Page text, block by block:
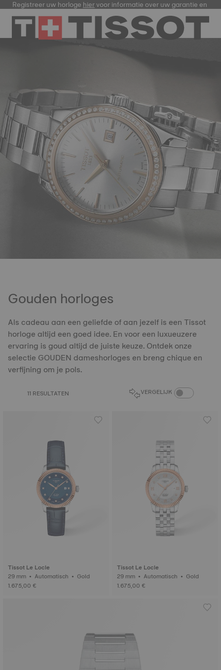
Registreer uw horlogehiervoor informatie over uw garantie en meer
Gouden horloges
Als cadeau aan een geliefde of aan jezelf is een Tissot
horloge altijd een goed idee. En voor een luxueuzere
ervaring is goud altijd de juiste keuze. Ontdek onze
selectie GOUDEN dameshorloges en breng chique en
verfijning om je pols.
11 RESULTATEN VERGELIJK PRODUCTEN
Tissot Le Locle
29 mm • Automatisch • Gold
1.675,00 €
Tissot Le Locle
29 mm • Automatisch • Gold
1.675,00 €